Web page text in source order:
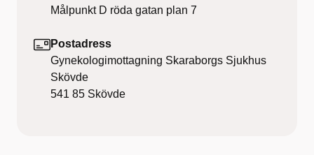
Målpunkt D röda gatan plan 7
Postadress
Gynekologimottagning Skaraborgs Sjukhus
Skövde
541 85 Skövde